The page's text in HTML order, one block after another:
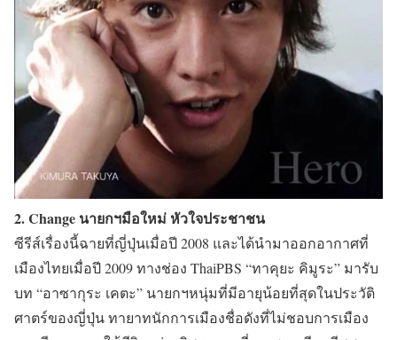
2. Change นายกฯมือใหม่ หัวใจประชาชน
ซีรีส์เรื่องนี้ฉายที่ญี่ปุ่นเมื่อปี 2008 และได้นำมาออกอากาศที่
เมืองไทยเมื่อปี 2009 ทางช่อง ThaiPBS “ทาคุยะ คิมูระ” มารับ
บท “อาซากุระ เคตะ” นายกฯหนุ่มที่มีอายุน้อยที่สุดในประวัติ
ศาตร์ของญี่ปุ่น ทายาทนักการเมืองชื่อดังที่ไม่ชอบการเมือง